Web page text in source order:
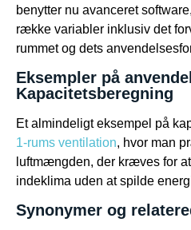
benytter nu avanceret
række variabler inklusiv det
rummet og dets
Eksempler på
Kapacitetsberegning
Et almindeligt eksempel på
1-rums ventilation, hvor man
luftmængden, der kræves for
indeklima uden at spilde
Synonymer og